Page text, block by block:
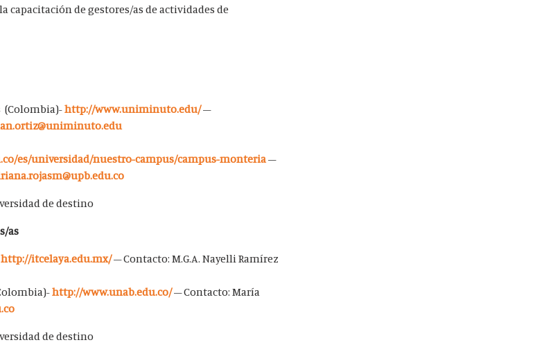
de gestores/as de actividades de
(Colombia)-http://www.uniminuto.edu/–
es/universidad/nuestro-campus/campus-monteria–
de destino
as
http://itcelaya.edu.mx/– Contacto: M.G.A. Nayelli Ramírez
http://www.unab.edu.co/– Contacto: María
de destino